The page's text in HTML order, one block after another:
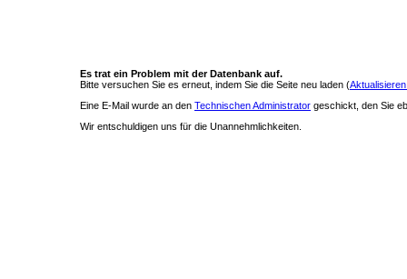
Es trat ein Problem mit der Datenbank auf.
Bitte versuchen Sie es erneut, indem Sie die Seite neu laden (
Eine E-Mail wurde an den Technischen Administrator geschickt, den Sie
Wir entschuldigen uns für die Unannehmlichkeiten.